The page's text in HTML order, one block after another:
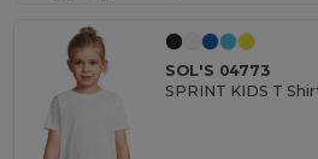
SOL'S 04773